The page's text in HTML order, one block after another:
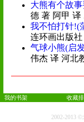
大熊有个故
德 著 阿甲 译
我不怕打针!(
连环画出版
气球小熊(启
伟杰 译 河北
我的书架 收藏
2002-2013